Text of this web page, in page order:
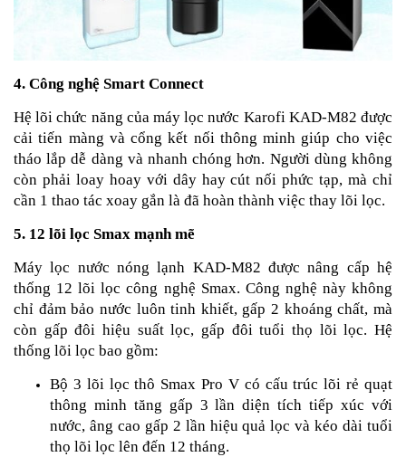
4. Công nghệ Smart Connect
Hệ lõi chức năng của máy lọc nước Karofi KAD-M82 được
cải tiến màng và cổng kết nối thông minh giúp cho việc
tháo lắp dễ dàng và nhanh chóng hơn. Người dùng không
còn phải loay hoay với dây hay cút nối phức tạp, mà chỉ
cần 1 thao tác xoay gắn là đã hoàn thành việc thay lõi lọc.
5. 12 lõi lọc Smax mạnh mẽ
Máy lọc nước nóng lạnh KAD-M82 được nâng cấp hệ
thống 12 lõi lọc công nghệ Smax. Công nghệ này không
chỉ đảm bảo nước luôn tinh khiết, gấp 2 khoáng chất, mà
còn gấp đôi hiệu suất lọc, gấp đôi tuổi thọ lõi lọc. Hệ
thống lõi lọc bao gồm:
Bộ 3 lõi lọc thô Smax Pro V có cấu trúc lõi rẻ quạt
thông minh tăng gấp 3 lần diện tích tiếp xúc với
nước, âng cao gấp 2 lần hiệu quả lọc và kéo dài tuổi
thọ lõi lọc lên đến 12 tháng.